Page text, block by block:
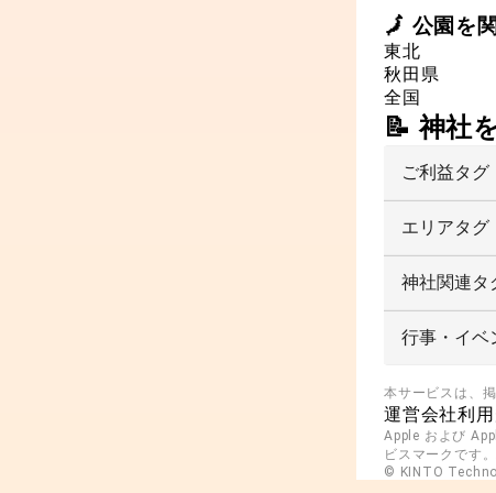
🗾 公園 を
東北
秋田県
全国
📝 神社
ご利益タグ
エリアタグ
神社関連タ
行事・イベ
本サービスは、
運営会社利
Apple および
ビスマークです
© KINTO